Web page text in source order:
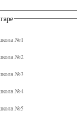
№1
№2
№3
№4
№5